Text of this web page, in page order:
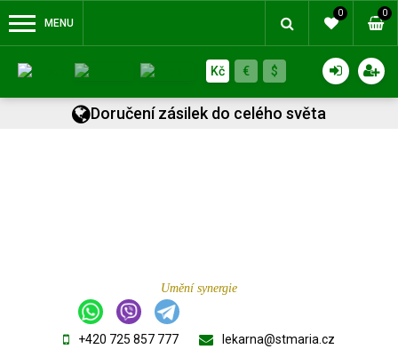
MENU
0 0
Kč € $
Doručení zásilek do celého světa
Umění synergie
+420 725 857 777
lekarna@stmaria.cz